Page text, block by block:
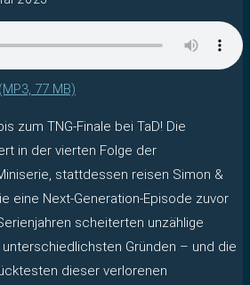
77 MB)
zum TNG-Finale bei TaD! Die
in der vierten Folge der
stattdessen reisen Simon &
eine Next-Generation-Episode zuvor
scheiterten unzählige
Gründen – und die
dieser verlorenen